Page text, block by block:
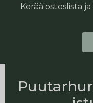
Kerää ostoslista